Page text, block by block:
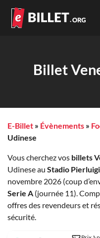
Billet
E-Billet » Évènements »
Udinese
Vous cherchez vos billets
Udinese au Stadio
novembre 2026 (coup
Serie A (journée 11).
offres des revendeurs et
sécurité.